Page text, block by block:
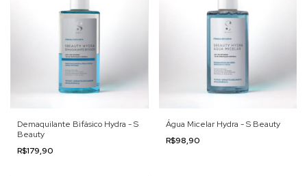
Demaquilante Bifásico Hydra - S
Beauty
R$179,90
Água Micelar Hydra - S Beauty
R$98,90